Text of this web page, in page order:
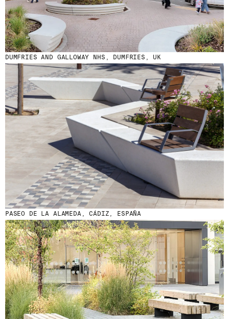
DUMFRIES AND GALLOWAY NHS, DUMFRIES, UK
PASEO DE LA ALAMEDA, CÁDIZ, ESPAÑA